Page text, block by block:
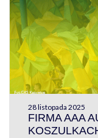
28 listopada 2025
FIRMA AAA